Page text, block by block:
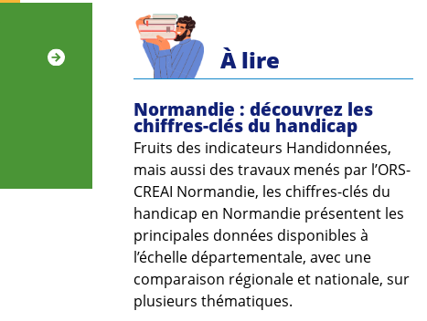
À lire
Normandie : découvrez les
chiffres-clés du handicap
Fruits des indicateurs Handidonnées,
mais aussi des travaux menés par l’ORS-
CREAI Normandie, les chiffres-clés du
handicap en Normandie présentent les
principales données disponibles à
l’échelle départementale, avec une
comparaison régionale et nationale, sur
plusieurs thématiques.